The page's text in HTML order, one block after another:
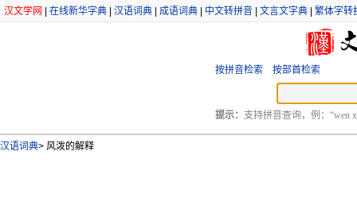
汉文学网 在线新华字典 汉语词典 成语词典 中文转拼音 文言文字典 繁体字转
按拼音检索 按部首检索
提示： 支持拼音查询，例：“wen
汉语词典> 风泼的解释